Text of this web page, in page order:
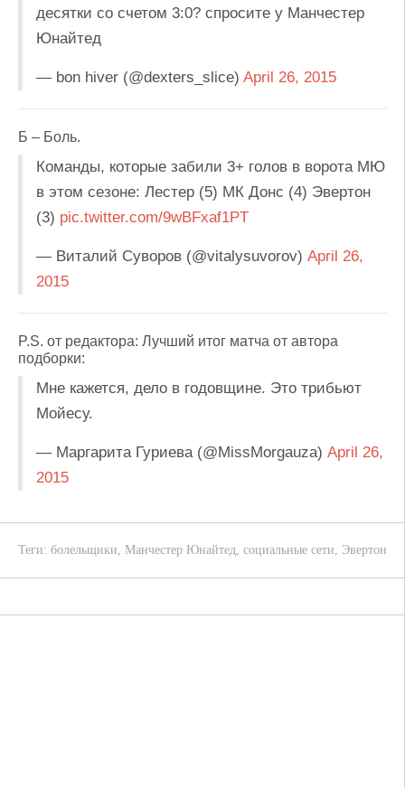
десятки со счетом 3:0? спросите у Манчестер
Юнайтед
— bon hiver (@dexters_slice) April 26, 2015
Б – Боль.
Команды, которые забили 3+ голов в ворота МЮ
в этом сезоне: Лестер (5) МК Донс (4) Эвертон
(3) pic.twitter.com/9wBFxaf1PT
— Виталий Суворов (@vitalysuvorov) April 26,
2015
P.S. от редактора: Лучший итог матча от автора
подборки:
Мне кажется, дело в годовщине. Это трибьют
Мойесу.
— Маргарита Гуриева (@MissMorgauza) April 26,
2015
Теги: болельщики, Манчестер Юнайтед, социальные сети, Эвертон